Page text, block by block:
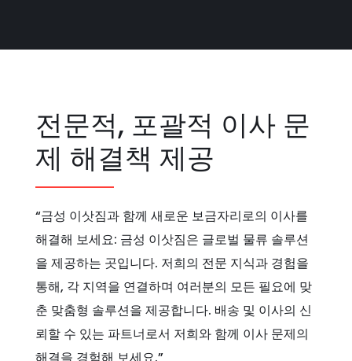
전문적, 포괄적 이사 문
제 해결책 제공
“금성 이삿짐과 함께 새로운 보금자리로의 이사를
해결해 보세요: 금성 이삿짐은 글로벌 물류 솔루션
을 제공하는 곳입니다. 저희의 전문 지식과 경험을
통해, 각 지역을 연결하며 여러분의 모든 필요에 맞
춘 맞춤형 솔루션을 제공합니다. 배송 및 이사의 신
뢰할 수 있는 파트너로서 저희와 함께 이사 문제의
해결을 경험해 보세요.”